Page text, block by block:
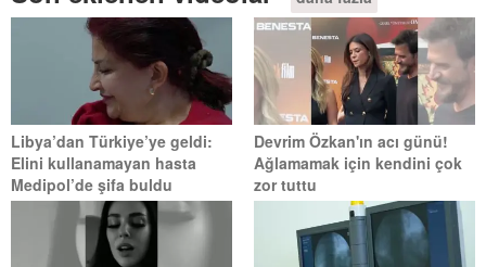
Libya’dan Türkiye’ye geldi:
Elini kullanamayan hasta
Medipol’de şifa buldu
Devrim Özkan'ın acı günü!
Ağlamamak için kendini çok
zor tuttu